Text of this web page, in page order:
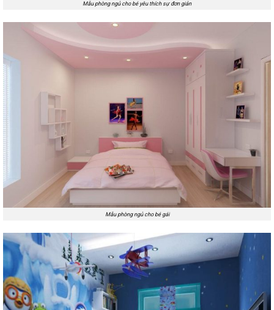
Mẫu phòng ngủ cho bé yêu thích sự đơn giản
Mẫu phòng ngủ cho bé gái